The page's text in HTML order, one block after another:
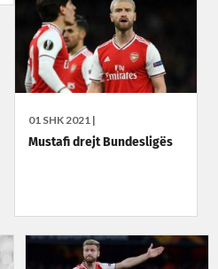
01 SHK 2021 |
Mustafi drejt Bundesligës